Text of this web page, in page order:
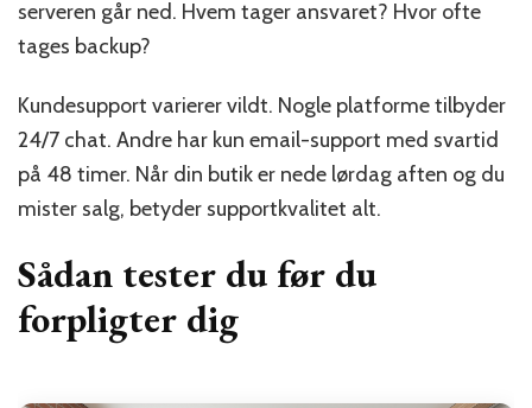
serveren går ned. Hvem tager ansvaret? Hvor ofte
tages backup?
Kundesupport varierer vildt. Nogle platforme tilbyder
24/7 chat. Andre har kun email-support med svartid
på 48 timer. Når din butik er nede lørdag aften og du
mister salg, betyder supportkvalitet alt.
Sådan tester du før du
forpligter dig